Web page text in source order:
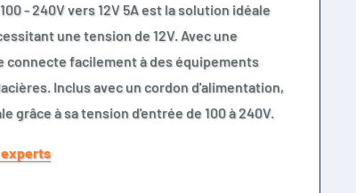
- 240V vers 12V 5A est la solution idéale
une tension de 12V. Avec une
connecte facilement à des équipements
Inclus avec un cordon d'alimentation,
grâce à sa tension d'entrée de 100 à 240V.